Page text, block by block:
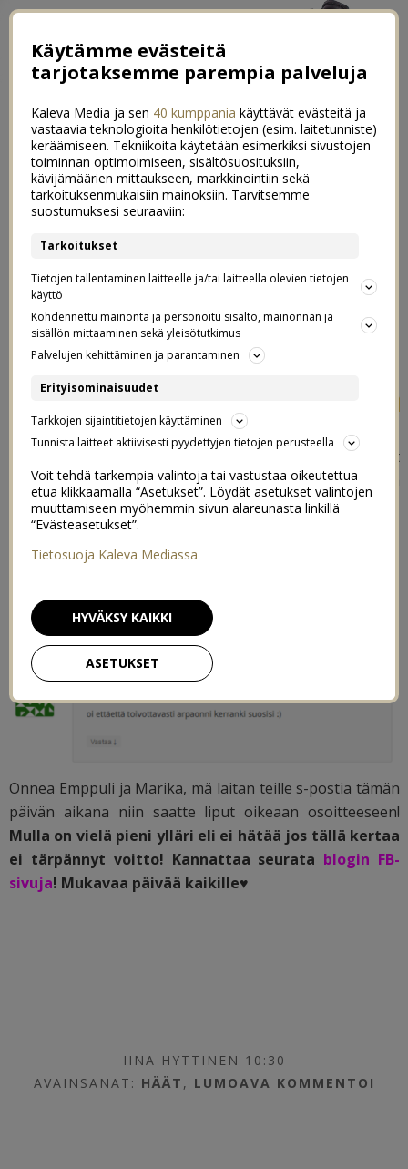
←Spontaanit playdeitit
Kakkuahdistus→
Messulippuarvonnan voittajat!
03.10.2013
Lumoavan kanssa järjestetty I love me -
messulippuarvonta päättyi eilen ja nyt on voittajat
selvillä! Arvoin kaksi paria lippuja ja itselleen kaksi lippua
voittivat onnekkaasti tälläiset kommentit:
Onnea Emppuli ja Marika, mä laitan teille s-postia tämän
päivän aikana niin saatte liput oikeaan osoitteeseen!
Mulla on vielä pieni ylläri eli ei hätää jos tällä kertaa
ei tärpännyt voitto! Kannattaa seurata blogin FB-
sivuja! Mukavaa päivää kaikille♥
IINA HYTTINEN 10:30
AVAINSANAT: HÄÄT , LUMOAVA KOMMENTOI
Käytämme evästeitä
tarjotaksemme parempia palveluja
Kaleva Media ja sen 40 kumppania käyttävät evästeitä ja
vastaavia teknologioita henkilötietojen (esim. laitetunniste)
keräämiseen. Tekniikoita käytetään esimerkiksi sivustojen
toiminnan optimoimiseen, sisältösuosituksiin,
kävijämäärien mittaukseen, markkinointiin sekä
tarkoituksenmukaisiin mainoksiin. Tarvitsemme
suostumuksesi seuraaviin:
Tarkoitukset
Tietojen tallentaminen laitteelle ja/tai laitteella olevien tietojen
käyttö
Kohdennettu mainonta ja personoitu sisältö, mainonnan ja
sisällön mittaaminen sekä yleisötutkimus
Palvelujen kehittäminen ja parantaminen
Erityisominaisuudet
Tarkkojen sijaintitietojen käyttäminen
Tunnista laitteet aktiivisesti pyydettyjen tietojen perusteella
Voit tehdä tarkempia valintoja tai vastustaa oikeutettua
etua klikkaamalla “Asetukset”. Löydät asetukset valintojen
muuttamiseen myöhemmin sivun alareunasta linkillä
“Evästeasetukset”.
Tietosuoja Kaleva Mediassa
ASETUKSET
HYVÄKSY KAIKKI